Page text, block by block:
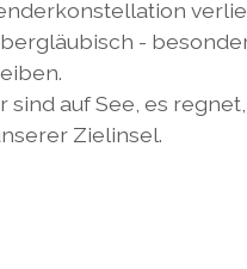
-
sind auf See, es
Zielinsel.